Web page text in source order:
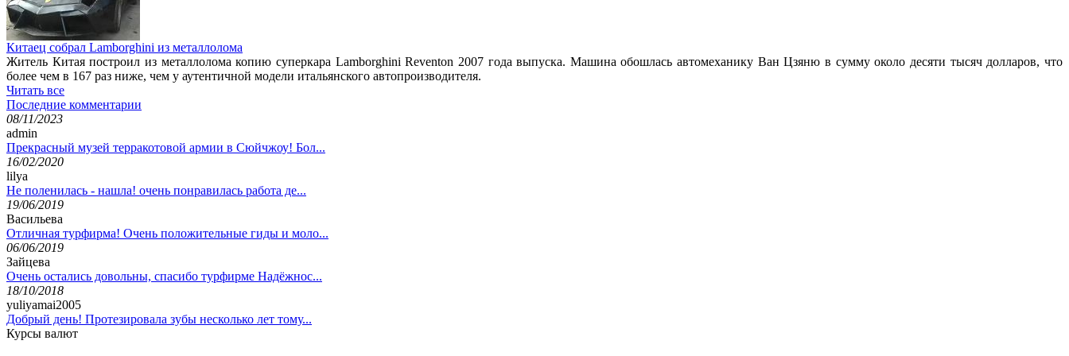
Китаец собрал Lamborghini из металлолома
Житель Китая построил из металлолома копию суперкара Lamborghini Reventon 2007 года выпуска. Машина обошлась автомеханику Ван Цзяню в сумму около десяти тысяч долларов, что
более чем в 167 раз ниже, чем у аутентичной модели итальянского автопроизводителя.
Читать все
Последние комментарии
08/11/2023
admin
Прекрасный музей терракотовой армии в Сюйчжоу! Бол...
16/02/2020
lilya
Не поленилась - нашла! очень понравилась работа де...
19/06/2019
Васильева
Отличная турфирма! Очень положительные гиды и моло...
06/06/2019
Зайцева
Очень остались довольны, спасибо турфирме Надёжнос...
18/10/2018
yuliyamai2005
Добрый день! Протезировала зубы несколько лет тому...
Курсы валют